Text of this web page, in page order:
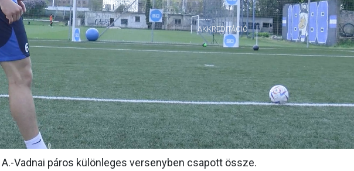
AKKREDITÁCIÓ
Vadnai páros különleges versenyben csapott össze.